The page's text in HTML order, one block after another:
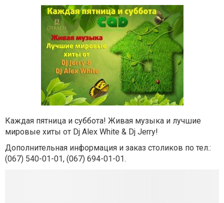
Каждая пятница и суббота! Живая музыка и лучшие
мировые хиты от Dj Alex White & Dj Jerry!
Дополнительная информация и заказ столиков по тел.:
(067) 540-01-01, (067) 694-01-01.